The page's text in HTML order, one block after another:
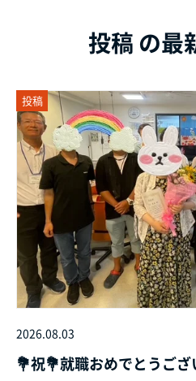
投稿 の最
投稿
2026.08.03
💐祝💐就職おめでとうござ